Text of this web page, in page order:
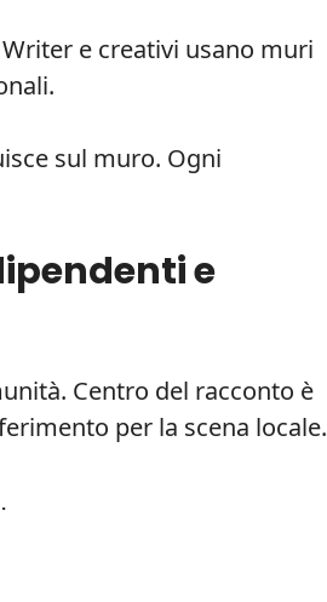
e creativi usano muri
sul muro. Ogni
e
Centro del racconto è
per la scena locale.